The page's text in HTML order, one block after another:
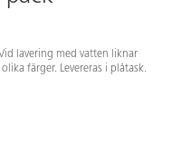
lavering med vatten liknar
färger. Levereras i plåtask.